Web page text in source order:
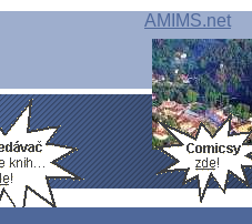
AMIMS.net